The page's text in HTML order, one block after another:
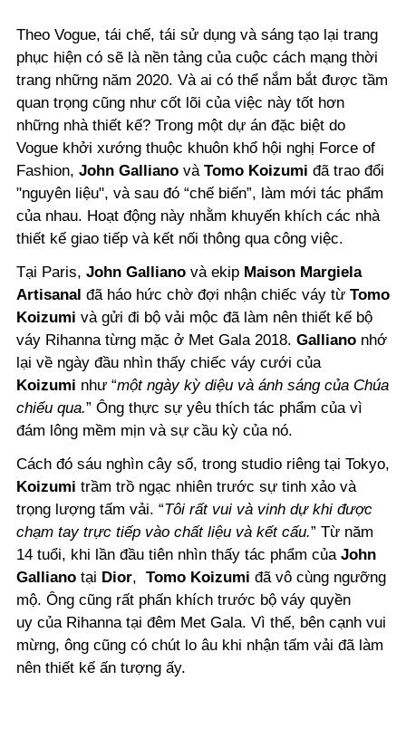
Theo Vogue, tái chế, tái sử dụng và sáng tạo lại trang
phục hiện có sẽ là nền tảng của cuộc cách mạng thời
trang những năm 2020. Và ai có thể nắm bắt được tầm
quan trọng cũng như cốt lõi của việc này tốt hơn
những nhà thiết kế? Trong một dự án đặc biệt do
Vogue khởi xướng thuộc khuôn khổ hội nghị Force of
Fashion, John Galliano và Tomo Koizumi đã trao đổi
"nguyên liệu", và sau đó “chế biến”, làm mới tác phẩm
của nhau. Hoạt động này nhằm khuyến khích các nhà
thiết kế giao tiếp và kết nối thông qua công việc.
Tại Paris, John Galliano và ekip Maison Margiela
Artisanal đã háo hức chờ đợi nhận chiếc váy từ Tomo
Koizumi và gửi đi bộ vải mộc đã làm nên thiết kế bộ
váy Rihanna từng mặc ở Met Gala 2018. Galliano nhớ
lại về ngày đầu nhìn thấy chiếc váy cưới của
Koizumi như “một ngày kỳ diệu và ánh sáng của Chúa
chiếu qua.” Ông thực sự yêu thích tác phẩm của vì
đám lông mềm mịn và sự cầu kỳ của nó.
Cách đó sáu nghìn cây số, trong studio riêng tại Tokyo,
Koizumi trầm trồ ngạc nhiên trước sự tinh xảo và
trọng lượng tấm vải. “Tôi rất vui và vinh dự khi được
chạm tay trực tiếp vào chất liệu và kết cấu.” Từ năm
14 tuổi, khi lần đầu tiên nhìn thấy tác phẩm của John
Galliano tại Dior, Tomo Koizumi đã vô cùng ngưỡng
mộ. Ông cũng rất phấn khích trước bộ váy quyền
uy của Rihanna tại đêm Met Gala. Vì thế, bên cạnh vui
mừng, ông cũng có chút lo âu khi nhận tấm vải đã làm
nên thiết kế ấn tượng ấy.